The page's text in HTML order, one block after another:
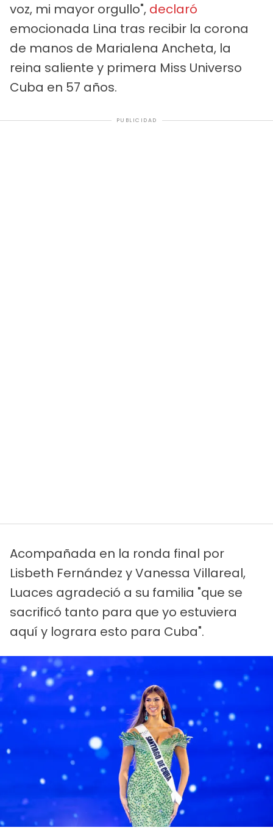
voz, mi mayor orgullo", declaró
emocionada Lina tras recibir la corona
de manos de Marialena Ancheta, la
reina saliente y primera Miss Universo
Cuba en 57 años.
PUBLICIDAD
Acompañada en la ronda final por
Lisbeth Fernández y Vanessa Villareal,
Luaces agradeció a su familia "que se
sacrificó tanto para que yo estuviera
aquí y lograra esto para Cuba".